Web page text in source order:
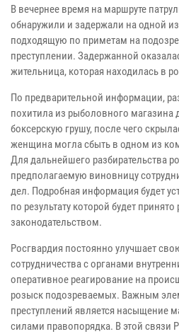
В вечернее время на маршруте
обнаружили и задержали на одной
подходящую по приметам на
преступлении. Задержанной
жительница, которая находилась в
По предварительной информации,
похитила из рыболовного магазина
боксерскую грушу, после чего
женщина могла сбыть в одном из
Для дальнейшего разбирательства
предполагаемую виновницу
дел. Подробная информация будет
по результату которой будет
законодательством.
Росгвардия постоянно улучшает
сотрудничества с органами
оперативное реагирование на
розыск подозреваемых. Важным
преступлений является насыщение
силами правопорядка. В этой связи